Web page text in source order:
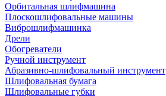
Орбитальная шлифмашина
Плоскошлифовальные машины
Виброшлифмашинка
Дрели
Обогреватели
Ручной инструмент
Абразивно-шлифовальный инструмент
Шлифовальная бумага
Шлифовальные губки